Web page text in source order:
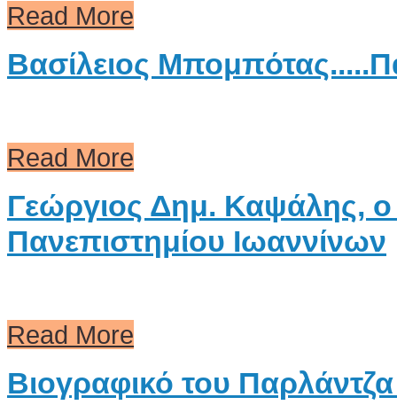
Read More
Βασίλειος
Read More
Γεώργιος Δημ. Καψάλης, ο
Πανεπιστημίου Ιωαννίνων
Read More
Βιογραφικό του